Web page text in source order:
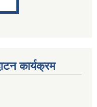
कार्यक्रम